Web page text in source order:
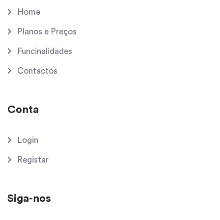
Home
Planos e Preços
Funcinalidades
Contactos
Conta
Login
Registar
Siga-nos